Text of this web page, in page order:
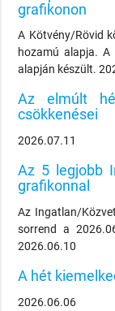
grafikonon
A Kötvény/Rövid
hozamú alapja.
alapján készült.
Az elmúlt
csökkenései
2026.07.11
Az 5 legjobb
grafikonnal
Az Ingatlan/
sorrend a
2026.06.10
A hét
2026.06.06